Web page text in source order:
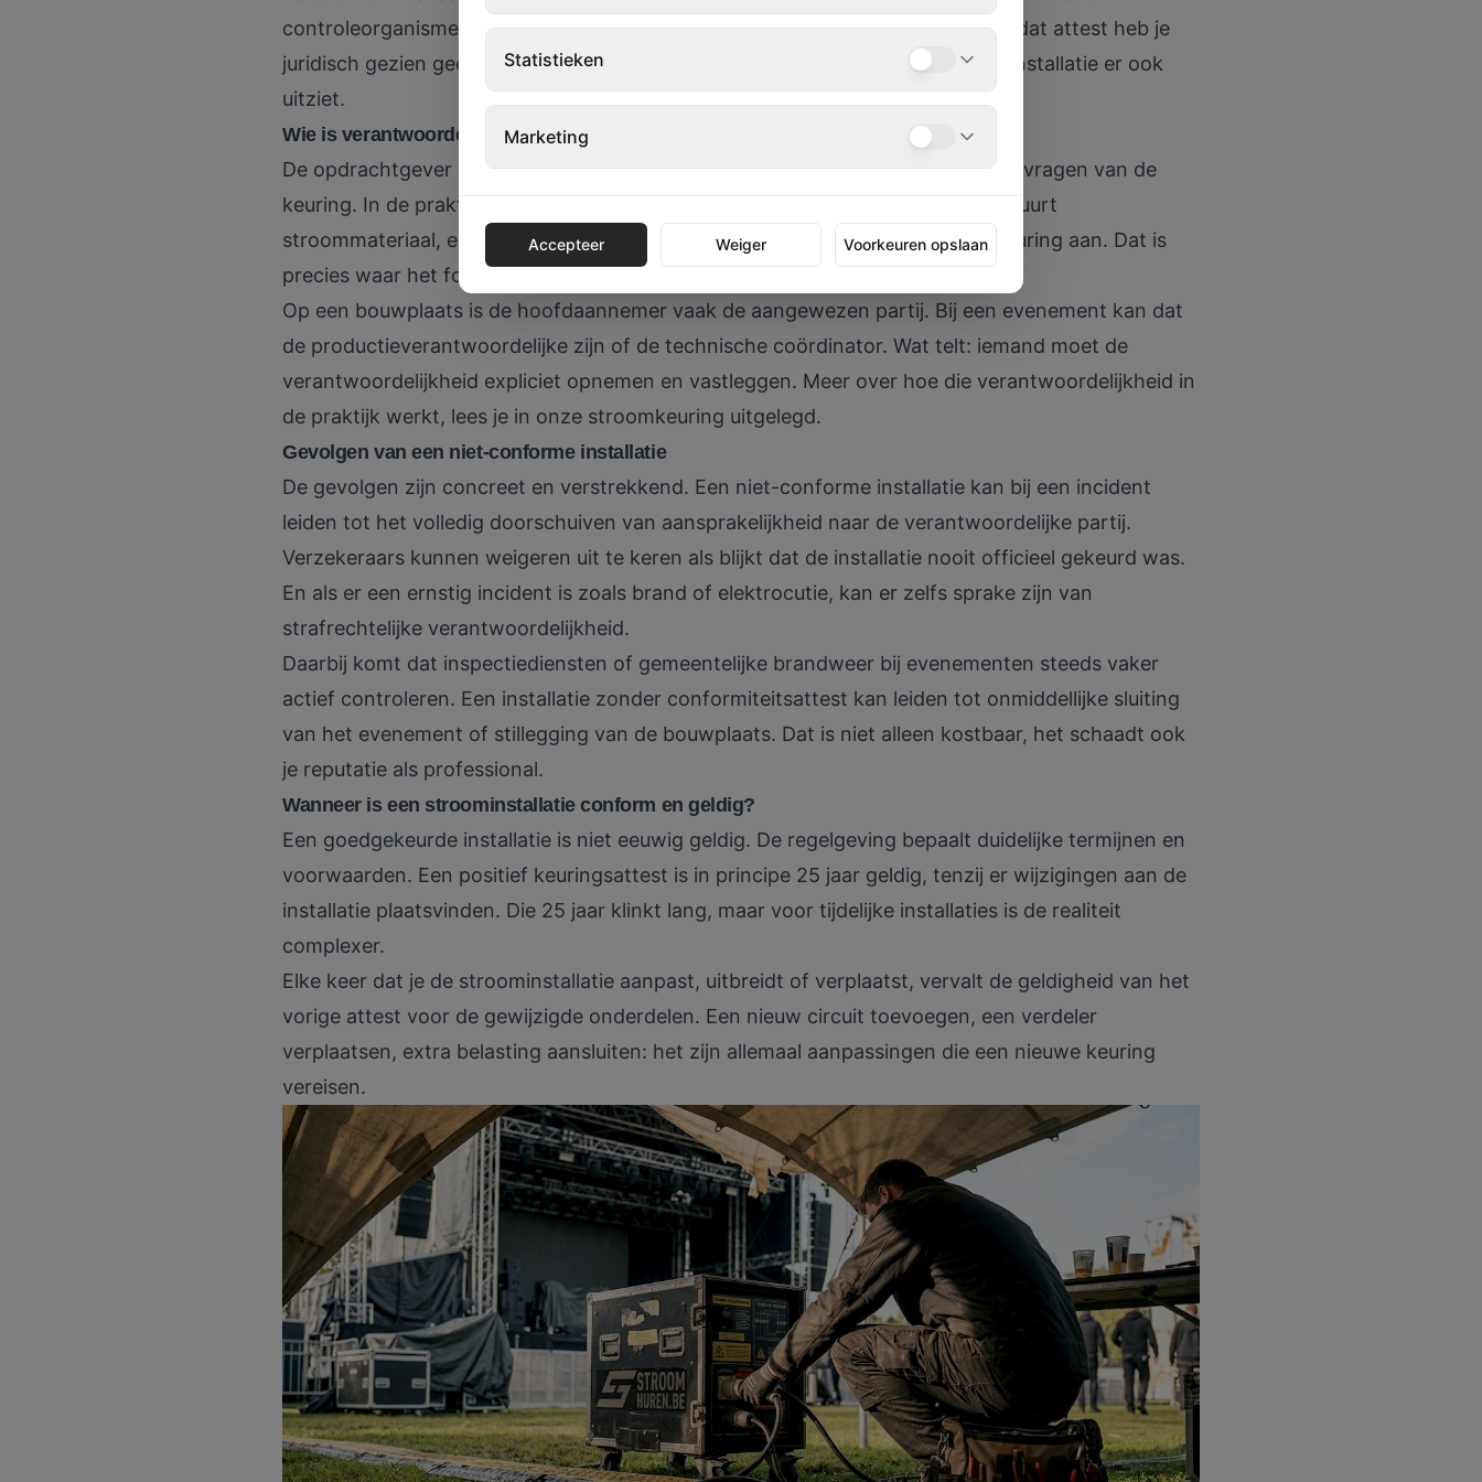
controleorganisme de installatie heeft geïnspecteerd en goedgekeurd. Zonder dat attest heb je
juridisch gezien geen bewijs van conformiteit, ongeacht hoe professioneel de installatie er ook
uitziet.
Wie is verantwoordelijk voor de keuring?
De opdrachtgever of de installateur is in principe verantwoordelijk voor het aanvragen van de
keuring. In de praktijk ligt dat bij tijdelijke projecten soms grijs. Een aannemer huurt
stroommateriaal, een elektricien sluit het aan en niemand vraagt formeel de keuring aan. Dat is
precies waar het fout loopt.
Op een bouwplaats is de hoofdaannemer vaak de aangewezen partij. Bij een evenement kan dat
de productieverantwoordelijke zijn of de technische coördinator. Wat telt: iemand moet de
verantwoordelijkheid expliciet opnemen en vastleggen. Meer over hoe die verantwoordelijkheid in
de praktijk werkt, lees je in onze stroomkeuring uitgelegd.
Gevolgen van een niet-conforme installatie
De gevolgen zijn concreet en verstrekkend. Een niet-conforme installatie kan bij een incident
leiden tot het volledig doorschuiven van aansprakelijkheid naar de verantwoordelijke partij.
Verzekeraars kunnen weigeren uit te keren als blijkt dat de installatie nooit officieel gekeurd was.
En als er een ernstig incident is zoals brand of elektrocutie, kan er zelfs sprake zijn van
strafrechtelijke verantwoordelijkheid.
Daarbij komt dat inspectiediensten of gemeentelijke brandweer bij evenementen steeds vaker
actief controleren. Een installatie zonder conformiteitsattest kan leiden tot onmiddellijke sluiting
van het evenement of stillegging van de bouwplaats. Dat is niet alleen kostbaar, het schaadt ook
je reputatie als professional.
Wanneer is een stroominstallatie conform en geldig?
Een goedgekeurde installatie is niet eeuwig geldig. De regelgeving bepaalt duidelijke termijnen en
voorwaarden. Een positief keuringsattest is in principe 25 jaar geldig, tenzij er wijzigingen aan de
installatie plaatsvinden. Die 25 jaar klinkt lang, maar voor tijdelijke installaties is de realiteit
complexer.
Elke keer dat je de stroominstallatie aanpast, uitbreidt of verplaatst, vervalt de geldigheid van het
vorige attest voor de gewijzigde onderdelen. Een nieuw circuit toevoegen, een verdeler
verplaatsen, extra belasting aansluiten: het zijn allemaal aanpassingen die een nieuwe keuring
vereisen.
Statistieken
Marketing
Accepteer Weiger Voorkeuren opslaan